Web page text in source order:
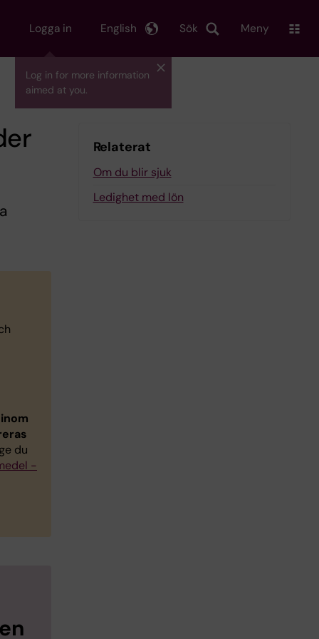
Logga in
Log in for more information
aimed at you.
Sök
English Meny
du
-
Relaterat
Om du blir sjuk
Ledighet med lön